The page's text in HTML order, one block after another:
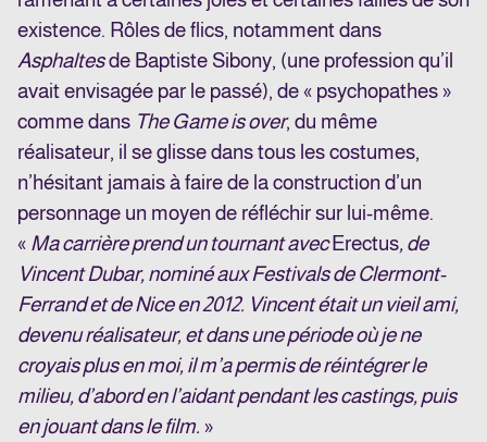
existence. Rôles de flics, notamment dans
Asphaltesde Baptiste Sibony, (une profession qu’il
avait envisagée par le passé), de « psychopathes »
comme dans The Game is over, du même
réalisateur, il se glisse dans tous les costumes,
n’hésitant jamais à faire de la construction d’un
personnage un moyen de réfléchir sur lui-même.
« Ma carrière prend un tournant avecErectus, de
Vincent Dubar, nominé aux Festivals de Clermont-
Ferrand et de Nice en 2012. Vincent était un vieil ami,
devenu réalisateur, et dans une période où je ne
croyais plus en moi, il m’a permis de réintégrer le
milieu, d’abord en l’aidant pendant les castings, puis
en jouant dans le film. »